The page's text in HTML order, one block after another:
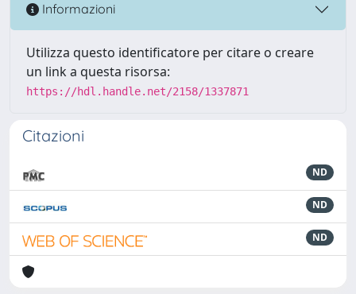
Informazioni
Utilizza questo identificatore per citare o creare
un link a questa risorsa:
https://hdl.handle.net/2158/1337871
Citazioni
ND
ND
ND